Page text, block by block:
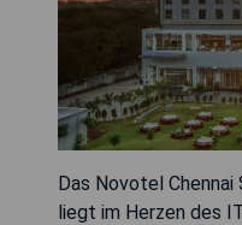
Das Novotel
liegt im Herzen des